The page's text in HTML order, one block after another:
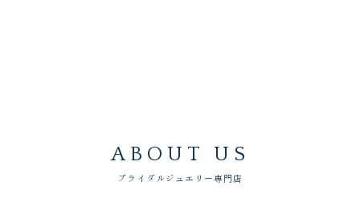
ABOUT US
ブライダルジュエリー専門店